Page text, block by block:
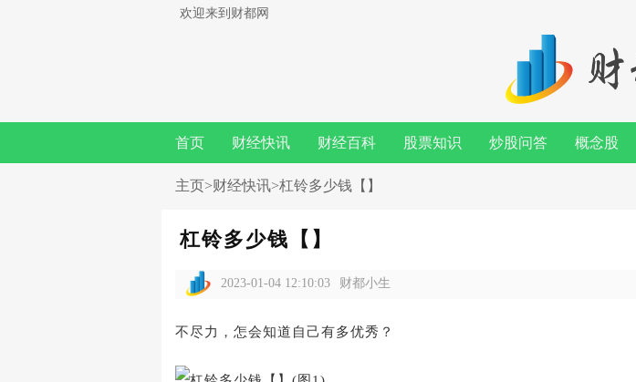
欢迎来到财都网
首页 财经快讯 财经百科 股票知识 炒股问答 概念股
主页>财经快讯>杠铃多少钱【】
杠铃多少钱【】
2023-01-04 12:10:03 财都小生
不尽力，怎会知道自己有多优秀？